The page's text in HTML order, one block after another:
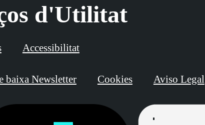
d'Utilitat
Accessibilitat
baixa Newsletter Cookies Aviso Legal